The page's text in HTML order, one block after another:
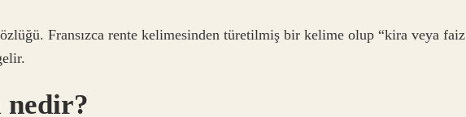
Fransızca rente kelimesinden türetilmiş bir kelime olup “kira veya faiz
nedir?